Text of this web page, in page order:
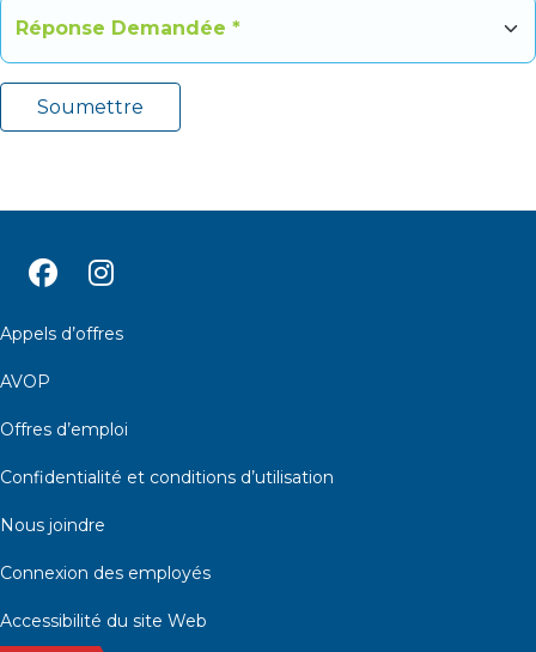
Appels d’offres
AVOP
Offres d’emploi
Confidentialité et conditions d’utilisation
Nous joindre
Connexion des employés
Accessibilité du site Web